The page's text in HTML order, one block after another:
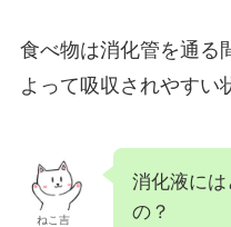
食べ物は消化管を通る
よって吸収されやすい
ねこ吉
消化液に
の？